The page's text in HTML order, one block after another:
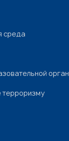
среда
терроризму